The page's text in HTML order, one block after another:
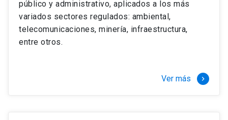
Si optas por la modalidad Full Time:
El LLM UC Full Time es una versión del programa
destinado principalmente a extranjeros, que permite
necesidades y expectativas profesionales, eligiendo
Juan Ignacio Piña Rochefort
Director Magíster en Derecho, LLM UC
público y administrativo, aplicados a los más
variados sectores regulados: ambiental,
telecomunicaciones, minería, infraestructura,
entre otros.
Ver más keyboard_arrow_right